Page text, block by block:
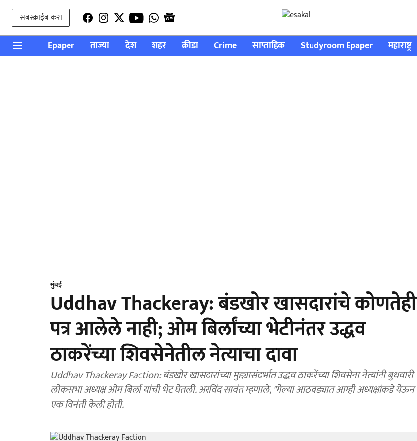
सबस्क्राईब करा
Epaper ताज्या देश शहर क्रीडा Crime साप्ताहिक Studyroom Epaper महाराष्ट्र
मुंबई
Uddhav Thackeray: बंडखोर खासदारांचे कोणतेही
पत्र आलेले नाही; ओम बिर्लांच्या भेटीनंतर उद्धव
ठाकरेंच्या शिवसेनेतील नेत्याचा दावा
Uddhav Thackeray Faction: बंडखोर खासदारांच्या मुद्द्यासंदर्भात उद्धव ठाकरेंच्या शिवसेना नेत्यांनी बुधवारी
लोकसभा अध्यक्ष ओम बिर्ला यांची भेट घेतली. अरविंद सावंत म्हणाले, "गेल्या आठवड्यात आम्ही अध्यक्षांकडे येऊन
एक विनंती केली होती.